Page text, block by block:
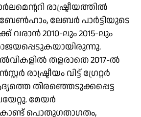
രാഷ്ട്രീയത്തില്‍
ലേബര്‍ പാര്‍ട്ടിയുടെ
2010-ലും 2015-ലും
തളരാതെ 2017-ല്‍
രാഷ്ട്രീയം വിട്ട് ഗ്രേറ്റര്‍
തിരഞ്ഞെടുക്കപ്പെട്ട
മേയര്‍
പൊതുഗതാഗതം,